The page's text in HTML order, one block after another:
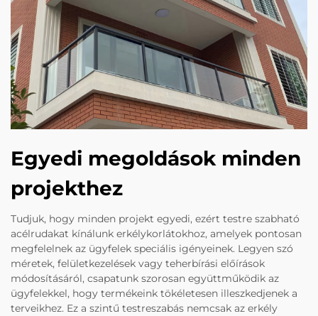
Egyedi megoldások minden
projekthez
Tudjuk, hogy minden projekt egyedi, ezért testre szabható
acélrudakat kínálunk erkélykorlátokhoz, amelyek pontosan
megfelelnek az ügyfelek speciális igényeinek. Legyen szó
méretek, felületkezelések vagy teherbírási előírások
módosításáról, csapatunk szorosan együttműködik az
ügyfelekkel, hogy termékeink tökéletesen illeszkedjenek a
terveikhez. Ez a szintű testreszabás nemcsak az erkély